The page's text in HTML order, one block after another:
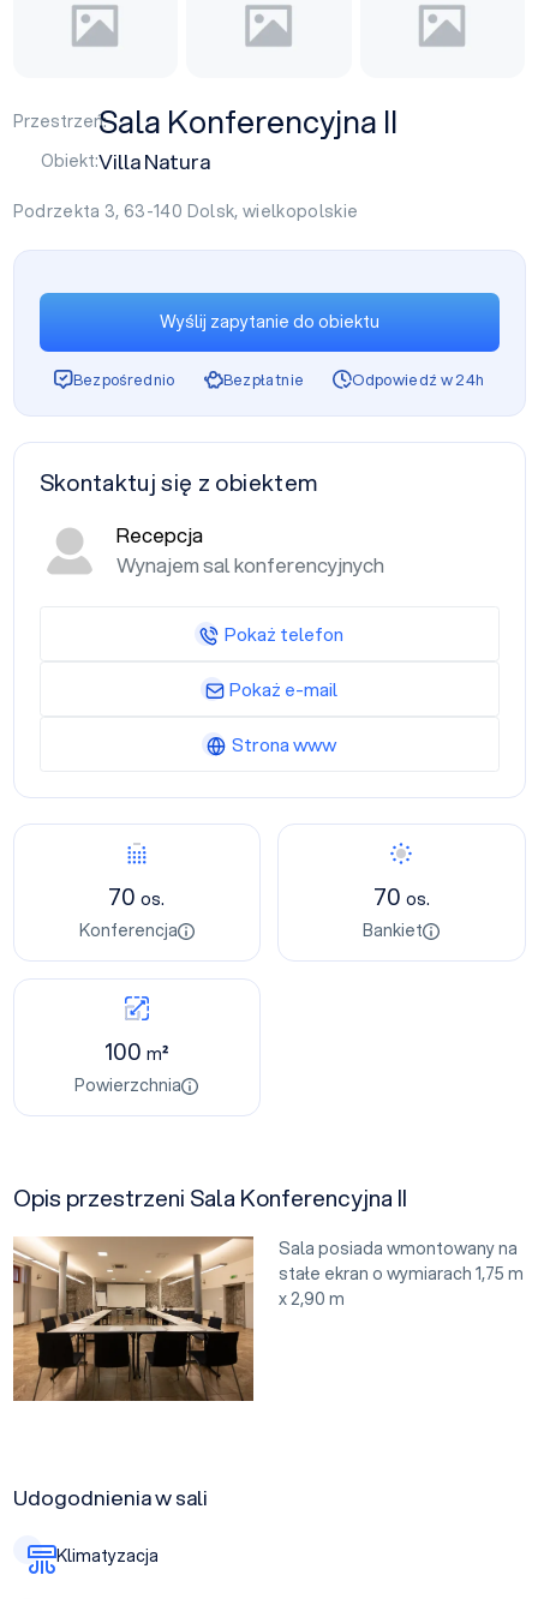
Przestrzeń:Sala Konferencyjna II
Obiekt:Villa Natura
Podrzekta 3, 63-140 Dolsk, wielkopolskie
70os.
Konferencja
70 os.
Bankiet
100m²
Powierzchnia
Opis przestrzeni Sala Konferencyjna II
Sala posiada wmontowany na
stałe ekran o wymiarach 1,75 m
x 2,90 m
Udogodnienia w sali
Klimatyzacja
Wyślij zapytanie do obiektu
Bezpośrednio Bezpłatnie Odpowiedź w 24h
Skontaktuj się z obiektem
Recepcja
Wynajem sal konferencyjnych
Pokaż telefon
Pokaż e-mail
Strona www